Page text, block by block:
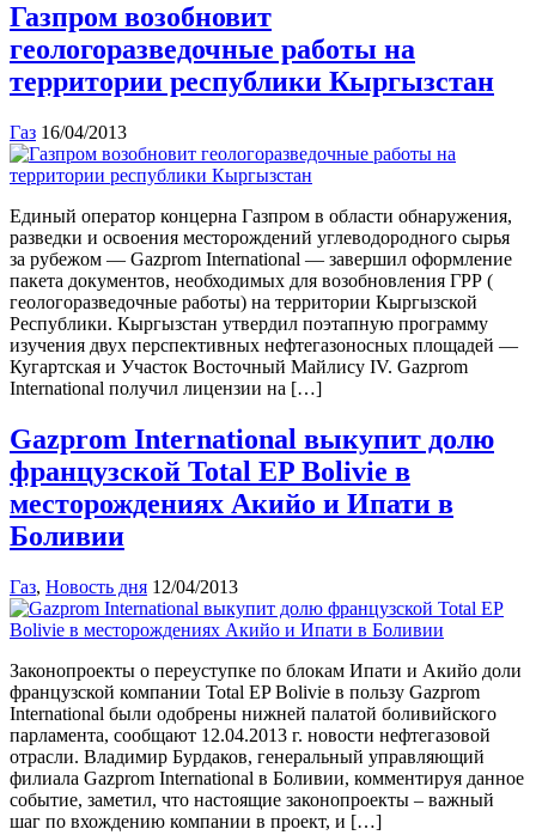
Газпром возобновит
геологоразведочные работы на
территории республики Кыргызстан
Газ 16/04/2013
Единый оператор концерна Газпром в области обнаружения,
разведки и освоения месторождений углеводородного сырья
за рубежом — Gazprom International — завершил оформление
пакета документов, необходимых для возобновления ГРР (
геологоразведочные работы) на территории Кыргызской
Республики. Кыргызстан утвердил поэтапную программу
изучения двух перспективных нефтегазоносных площадей —
Кугартская и Участок Восточный Майлису IV. Gazprom
International получил лицензии на […]
Gazprom International выкупит долю
французской Total EP Bolivie в
месторождениях Акийо и Ипати в
Боливии
Газ, Новость дня 12/04/2013
Законопроекты о переуступке по блокам Ипати и Акийо доли
французской компании Total EP Bolivie в пользу Gazprom
International были одобрены нижней палатой боливийского
парламента, сообщают 12.04.2013 г. новости нефтегазовой
отрасли. Владимир Бурдаков, генеральный управляющий
филиала Gazprom International в Боливии, комментируя данное
событие, заметил, что настоящие законопроекты – важный
шаг по вхождению компании в проект, и […]